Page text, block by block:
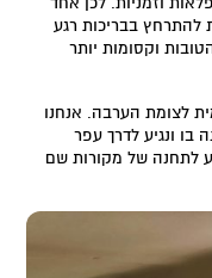
להתרחץ בבריכות רגע
וקסומות יותר
לצומת הערבה. אנחנו
בו ונגיע לדרך עפר
לתחנה של מקורות שם